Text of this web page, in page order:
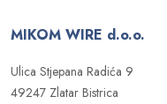
MIKOM WIRE d.o.o.
Ulica Stjepana Radića 9
49247 Zlatar Bistrica